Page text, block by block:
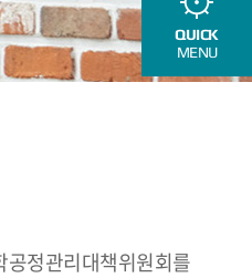
QUICK
MENU
공정관리대책위원회를